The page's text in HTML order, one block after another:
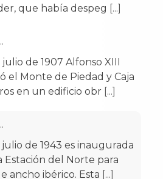
que había despeg [...]
de 1907 Alfonso XIII
el Monte de Piedad y Caja
en un edificio obr [...]
julio de 1943 es inaugurada
Estación del Norte para
ancho ibérico. Esta [...]